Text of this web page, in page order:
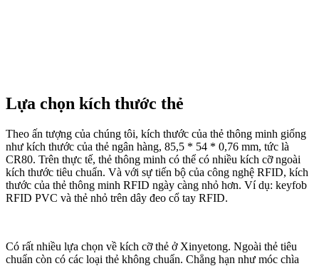
Lựa chọn kích thước thẻ
Theo ấn tượng của chúng tôi, kích thước của thẻ thông minh giống
như kích thước của thẻ ngân hàng, 85,5 * 54 * 0,76 mm, tức là
CR80. Trên thực tế, thẻ thông minh có thể có nhiều kích cỡ ngoài
kích thước tiêu chuẩn. Và với sự tiến bộ của công nghệ RFID, kích
thước của thẻ thông minh RFID ngày càng nhỏ hơn. Ví dụ: keyfob
RFID PVC và thẻ nhỏ trên dây đeo cổ tay RFID.
Có rất nhiều lựa chọn về kích cỡ thẻ ở Xinyetong. Ngoài thẻ tiêu
chuẩn còn có các loại thẻ không chuẩn. Chẳng hạn như móc chìa